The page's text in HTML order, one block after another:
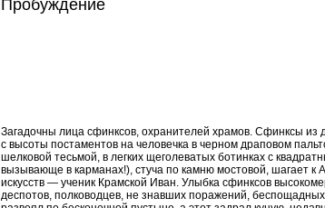
Пробуждение
Загадочны лица сфинксов, охранителей храмов. Сфинксы из
с высоты постаментов на человечка в черном драповом
шелковой тесьмой, в легких щеголеватых ботинках с
вызывающе в карманах!), стуча по камню мостовой, шагает
искусств — ученик Крамской Иван. Улыбка сфинксов
деспотов, полководцев, не знавших поражений,